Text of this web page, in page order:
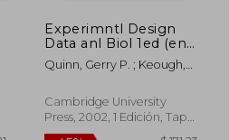
Experimntl Design
Data anl Biol 1ed (en
Inglés)
Quinn, Gerry P. ; Keough,
Cambridge University
Press, 2002, 1 Edición, Tapa
Blanda, Nuevo